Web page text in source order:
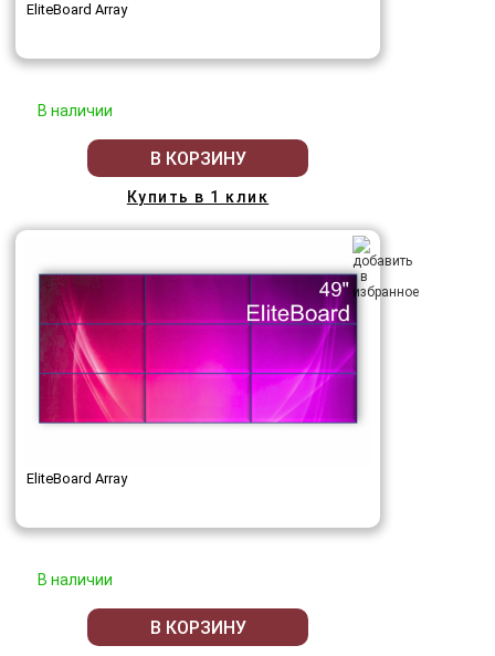
EliteBoard Array
В наличии
В КОРЗИНУ
Купить в 1 клик
EliteBoard Array
В наличии
В КОРЗИНУ